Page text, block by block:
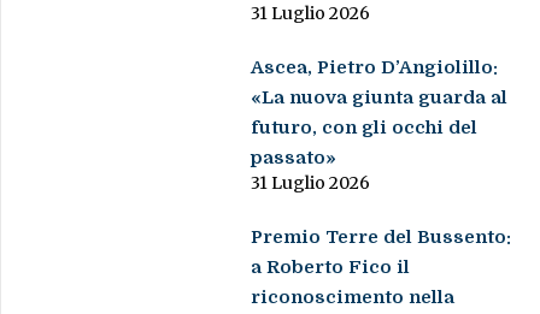
31 Luglio 2026
Ascea, Pietro D’Angiolillo:
«La nuova giunta guarda al
futuro, con gli occhi del
passato»
31 Luglio 2026
Premio Terre del Bussento:
a Roberto Fico il
riconoscimento nella